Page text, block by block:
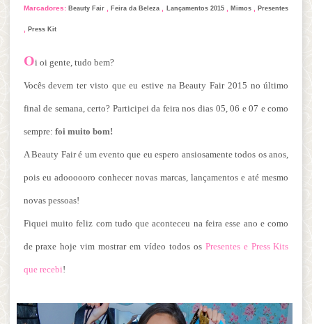
Marcadores: Beauty Fair,Feira da Beleza Lançamentos 2015,Mimos ,Presentes
Press Kit
Oi oi gente, tudo bem?
Vocês devem ter visto que eu estive na Beauty Fair 2015 no último
final de semana, certo? Participei da feira nos dias 05, 06 e 07 e como
sempre: foi muito bom!
A Beauty Fair é um evento que eu espero ansiosamente todos os anos,
pois eu adoooooro conhecer novas marcas, lançamentos e até mesmo
novas pessoas!
Fiquei muito feliz com tudo que aconteceu na feira esse ano e como
de praxe hoje vim mostrar em vídeo todos os Presentes e Press Kits
que recebi!